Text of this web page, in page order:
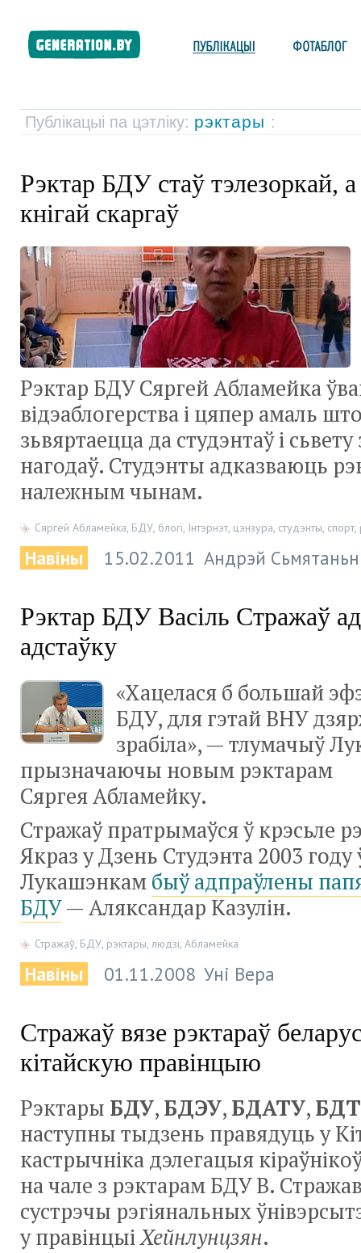
Публікацыі па цэтліку: рэктары :
Рэктар БДУ стаў тэлезоркай,
кнігай скаргаў
Рэктар БДУ Сяргей Абламейка
відэаблогерства і цяпер амаль
зьвяртаецца да студэнтаў і
нагодаў. Студэнты адказваюць
належным чынам.
Сяргей Абламейка, БДУ, блогі, Інтэрнэт, цэнзура, студэнты, спорт,
Навіны 15.02.2011 Андрэй
Рэктар БДУ Васіль Стражаў
адстаўку
«Хацелася б большай
БДУ, для гэтай ВНУ
зрабіла», — тлумачыў
прызначаючы новым рэктарам
Сяргея Абламейку.
Стражаў пратрымаўся ў крэсьле
Якраз у Дзень Студэнта 2003 году
Лукашэнкам быў адпраўлены
БДУ— Аляксандар Казулін.
Стражаў, БДУ, рэктары, людзі, Абламейка
Навіны 01.11.2008 Уні Вера
Стражаў вязе рэктараў
кітайскую правінцыю
Рэктары БДУ, БДЭУ, БДАТУ,
наступны тыдзень правядуць у
кастрычніка дэлегацыя
на чале з рэктарам БДУ В.
сустрэчы рэгіянальных
у правінцыіХейнлунцзян.